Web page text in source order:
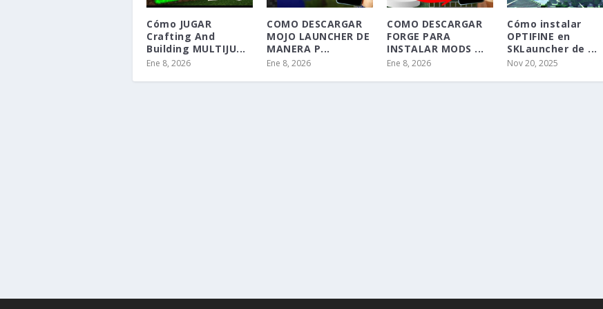
Cómo JUGAR
Crafting And
Building MULTIJU...
Ene 8, 2026
COMO DESCARGAR
MOJO LAUNCHER DE
MANERA P...
Ene 8, 2026
COMO DESCARGAR
FORGE PARA
INSTALAR MODS ...
Ene 8, 2026
Cómo instalar
OPTIFINE en
SKLauncher de ...
Nov 20, 2025